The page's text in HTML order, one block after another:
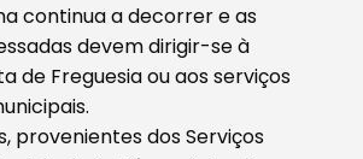
continua a decorrer e as
devem dirigir-se à
de Freguesia ou aos serviços
provenientes dos Serviços